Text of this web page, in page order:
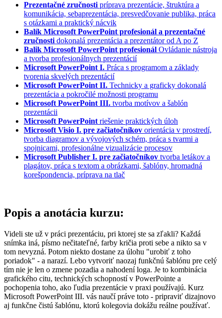
Prezentačné zručnosti príprava prezentácie, štruktúra a
komunikácia, sebaprezentácia, presvedčovanie publika, práca
s otázkami a praktický nácvik
Balík Microsoft PowerPoint profesionál a prezentačné
zručnosti dokonalá prezentácia a prezentátor od A po Z
Balik Microsoft PowerPoint profesionál Ovládanie nástroja
a tvorba profesionálnych prezentácií
Microsoft PowerPoint I. Práca s programom a základy
tvorenia skvelých prezentácií
Microsoft PowerPoint II. Technicky a graficky dokonalá
prezentácia a pokročilé možnosti programu
Microsoft PowerPoint III. tvorba motívov a šablón
prezentácii
Microsoft PowerPoint riešenie praktických úloh
Microsoft Visio I. pre začiatočníkov orientácia v prostredí,
tvorba diagramov a vývojových schém, práca s tvarmi a
spojnicami, profesionálne vizualizácie procesov
Microsoft Publisher I. pre začiatočníkov tvorba letákov a
plagátov, práca s textom a obrázkami, šablóny, hromadná
korešpondencia, príprava na tlač
Popis a anotácia kurzu:
Videli ste už v práci prezentáciu, pri ktorej ste sa zľakli? Každá
snímka iná, písmo nečitateľné, farby kričia proti sebe a nikto sa v
tom nevyzná. Potom niekto dostane za úlohu "urobiť z toho
poriadok" - a narazí. Lebo vytvoriť naozaj funkčnú šablónu pre celý
tím nie je len o zmene pozadia a nahodení loga. Je to kombinácia
grafického citu, technických schopností v PowerPointe a
pochopenia toho, ako ľudia prezentácie v praxi používajú. Kurz
Microsoft PowerPoint III. vás naučí práve toto - pripraviť dizajnovo
aj funkčne čistú šablónu, ktorú kolegovia dokážu reálne používať.